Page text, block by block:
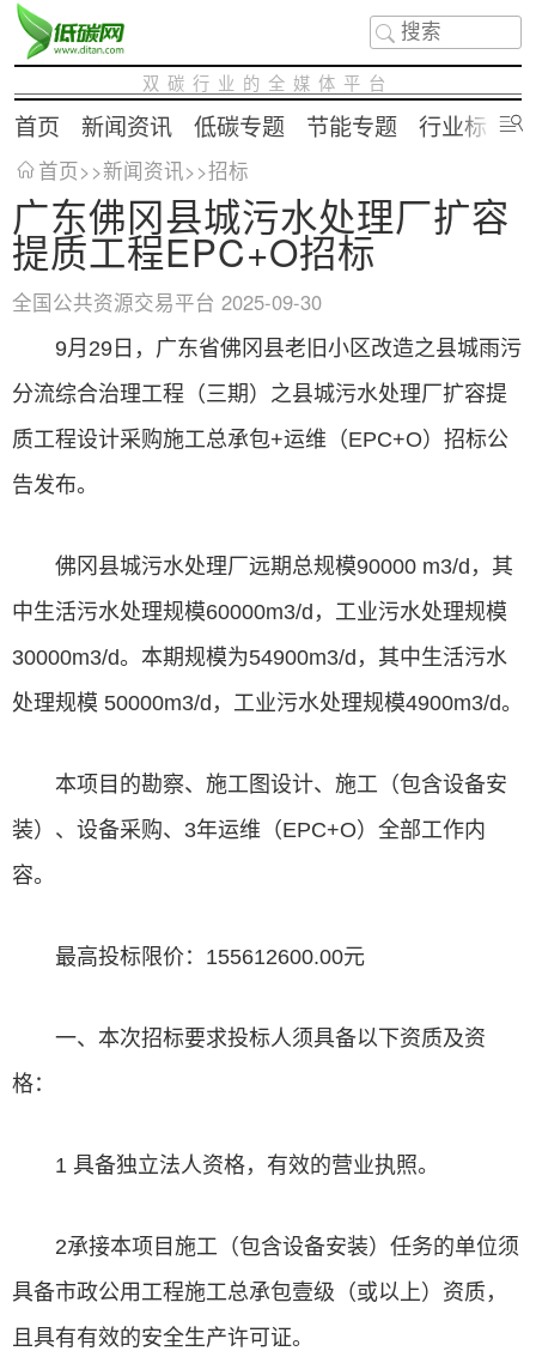
双碳行业的全媒体平台
首页 新闻资讯 低碳专题 节能专题 行业标准
首页>>新闻资讯>>招标
广东佛冈县城污水处理厂扩容
提质工程EPC+O招标
全国公共资源交易平台 2025-09-30
9月29日，广东省佛冈县老旧小区改造之县城雨污
分流综合治理工程（三期）之县城污水处理厂扩容提
质工程设计采购施工总承包+运维（EPC+O）招标公
告发布。
佛冈县城污水处理厂远期总规模90000 m3/d，其
中生活污水处理规模60000m3/d，工业污水处理规模
30000m3/d。本期规模为54900m3/d，其中生活污水
处理规模 50000m3/d，工业污水处理规模4900m3/d。
本项目的勘察、施工图设计、施工（包含设备安
装）、设备采购、3年运维（EPC+O）全部工作内
容。
最高投标限价：155612600.00元
一、本次招标要求投标人须具备以下资质及资
格：
1 具备独立法人资格，有效的营业执照。
2承接本项目施工（包含设备安装）任务的单位须
具备市政公用工程施工总承包壹级（或以上）资质，
且具有有效的安全生产许可证。